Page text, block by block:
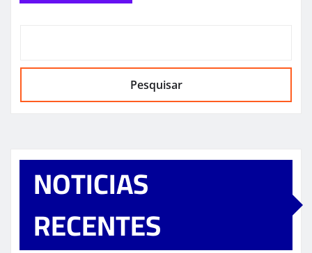
Pesquisar
NOTICIAS
RECENTES